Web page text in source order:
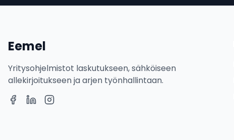
Eemel
Yritysohjelmistot laskutukseen, sähköiseen
allekirjoitukseen ja arjen työnhallintaan.